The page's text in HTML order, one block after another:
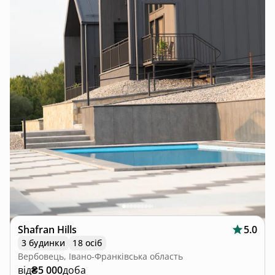
Shafran Hills 5.0
3 будинки
18 осіб
Вербовець, Івано-Франківська область
від₴5 000доба